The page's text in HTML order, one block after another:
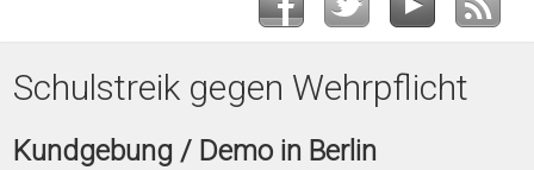
Schulstreik gegen Wehrpflicht
Kundgebung / Demo in Berlin